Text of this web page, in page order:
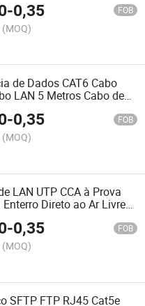
-0,35 FOB
(MOQ)
de Dados CAT6 Cabo
LAN 5 Metros Cabo de
-0,35 FOB
(MOQ)
LAN UTP CCA à Prova
Direto ao Ar Livre
-0,35 FOB
(MOQ)
SFTP FTP RJ45 Cat5e